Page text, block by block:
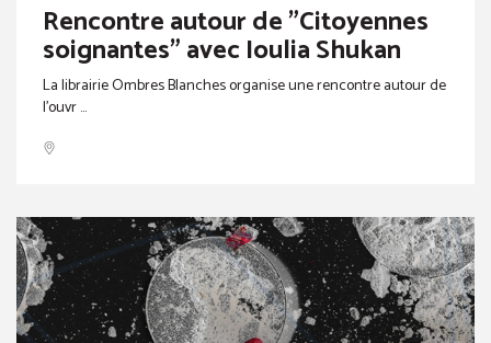
Rencontre autour de "Citoyennes
soignantes" avec Ioulia Shukan
La librairie Ombres Blanches organise une rencontre autour de
l’ouvr ...